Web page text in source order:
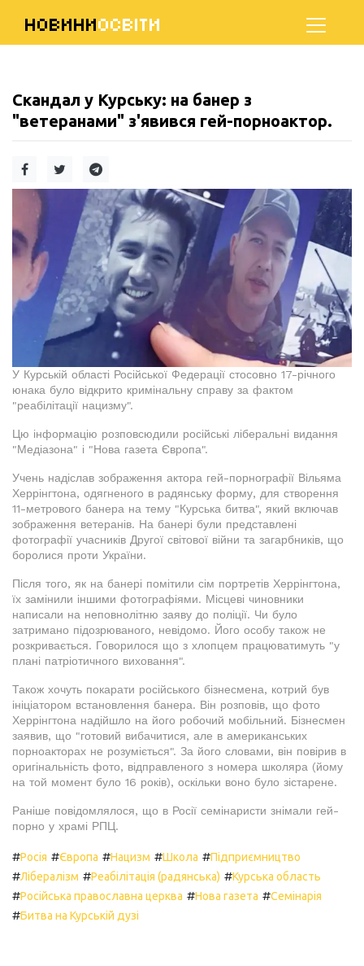
НОВИНИОСВІТИ
Скандал у Курську: на банер з
"ветеранами" з'явився гей-порноактор.
У Курській області Російської Федерації стосовно 17-річного
юнака було відкрито кримінальну справу за фактом
"реабілітації нацизму".
Цю інформацію розповсюдили російські ліберальні видання
"Медіазона" і "Нова газета Європа".
Учень надіслав зображення актора гей-порнографії Вільяма
Херрінгтона, одягненого в радянську форму, для створення
11-метрового банера на тему "Курська битва", який включав
зображення ветеранів. На банері були представлені
фотографії учасників Другої світової війни та загарбників, що
боролися проти України.
Після того, як на банері помітили сім портретів Херрінгтона,
їх замінили іншими фотографіями. Місцеві чиновники
написали на неповнолітню заяву до поліції. Чи було
затримано підозрюваного, невідомо. Його особу також не
розкривається. Говорилося що з хлопцем працюватимуть "у
плані патріотичного виховання".
Також хочуть покарати російського бізнесмена, котрий був
ініціатором встановлення банера. Він розповів, що фото
Херрінгтона надійшло на його робочий мобільний. Бізнесмен
заявив, що "готовий вибачитися, але в американських
порноакторах не розуміється". За його словами, він повірив в
оригінальність фото, відправленого з номера школяра (йому
на той момент було 16 років), оскільки воно було зістарене.
Раніше повідомлялося, що в Росії семінаристи знімали гей-
порно у храмі РПЦ.
#Росія #Європа #Нацизм #Школа #Підприємництво
#Лібералізм #Реабілітація (радянська) #Курська область
#Російська православна церква #Нова газета #Семінарія
#Битва на Курській дузі